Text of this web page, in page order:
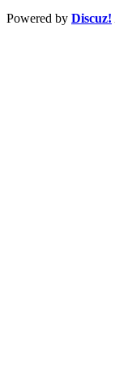
Powered by Discuz!